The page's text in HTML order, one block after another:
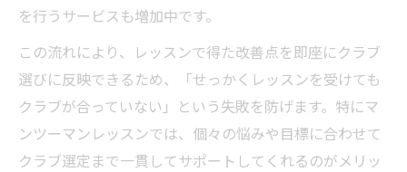
を行うサービスも増加中です。
この流れにより、レッスンで得た改善点を即座にクラブ
選びに反映できるため、「せっかくレッスンを受けても
クラブが合っていない」という失敗を防げます。特にマ
ンツーマンレッスンでは、個々の悩みや目標に合わせて
クラブ選定まで一貫してサポートしてくれるのがメリッ